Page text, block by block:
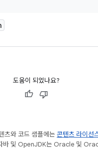
도움이 되었나요?
츠와 코드 샘플에는 콘텐츠 라이선
바 및 OpenJDK는 Oracle 및